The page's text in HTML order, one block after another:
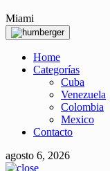
Miami
Home
Categorías
Cuba
Venezuela
Colombia
Mexico
Contacto
agosto 6, 2026